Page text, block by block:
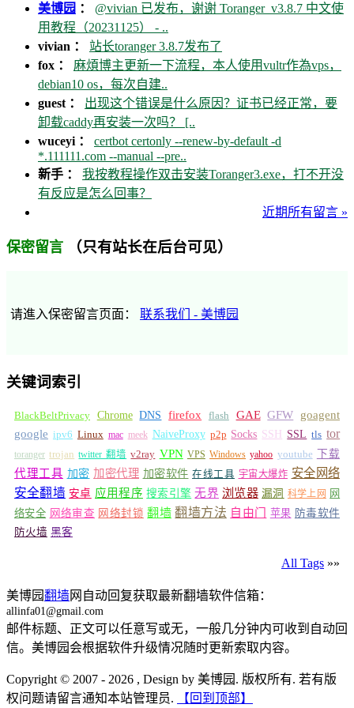
美博园 ： @vivian 已发布，谢谢 Toranger_v3.8.7 中文使
用教程（20231125） - ..
vivian ： 站长toranger 3.8.7发布了
fox ： 麻煩博主更新一下流程，本人使用vultr作為vps，
debian10 os，每次自建..
guest ： 出现这个错误是什么原因？证书已经正常，要
卸载caddy再安装一次吗？ [..
wuceyi ： certbot certonly --renew-by-default -d
*.111111.com --manual --pre..
新手 ： 我按教程操作双击安装Toranger3.exe，打不开没
有反应是怎么回事？
近期所有留言 »
保密留言 （只有站长在后台可见）
请進入保密留言页面： 联系我们 - 美博园
关键词索引
BlackBeltPrivacy Chrome DNS firefox flash GAE GFW
goagent
google ipv6 Linux mac meek NaiveProxy p2p Socks SSH SSL tls tor
toranger trojan twitter 翻墙 v2ray VPN VPS Windows yahoo youtube 下载
代理工具 加密 加密代理 加密软件 在线工具 宇宙大爆炸 安全网络
安全翻墙 安卓 应用程序 搜索引擎 无界 浏览器 漏洞 科学上网 网
络安全 网络审查 网络封锁 翻墙 翻墙方法 自由门 苹果 防毒软件
防火墙 黑客
All Tags »»
美博园翻墙网自动回复获取最新翻墙软件信箱：
allinfa01@gmail.com
邮件标题、正文可以任意写或无，一般几分钟内可收到自动回
信。美博园会根据软件升级情况随时更新索取内容。
Copyright © 2007 - 2026 , Design by 美博园. 版权所有. 若有版
权问题请留言通知本站管理员.
【回到顶部】